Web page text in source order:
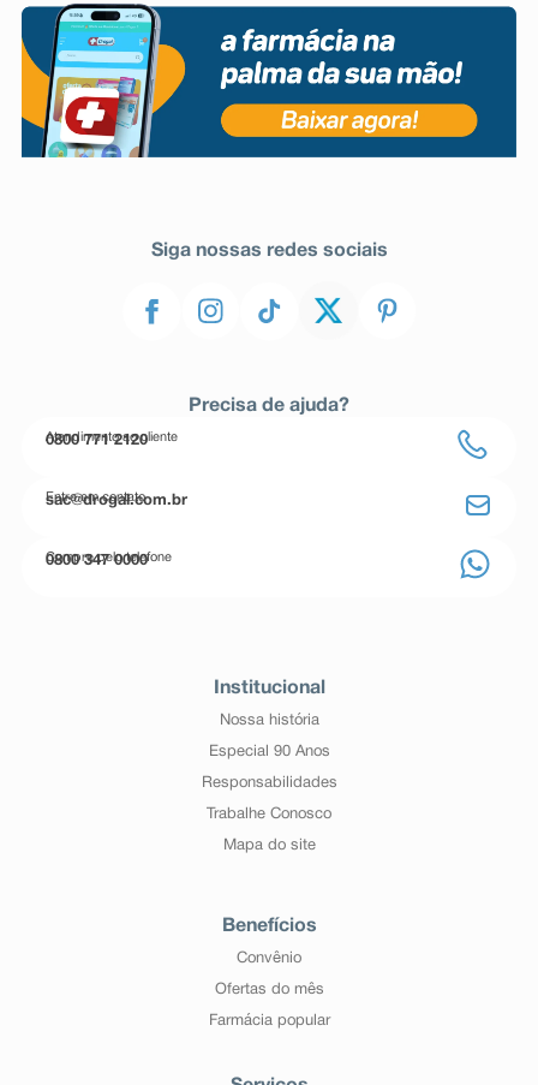
Siga nossas redes sociais
Precisa de ajuda?
Atendimento ao cliente
0800 771 2120
Entre em contato
sac@drogal.com.br
Compre pelo telefone
0800 347 0000
Institucional
Nossa história
Especial 90 Anos
Responsabilidades
Trabalhe Conosco
Mapa do site
Benefícios
Convênio
Ofertas do mês
Farmácia popular